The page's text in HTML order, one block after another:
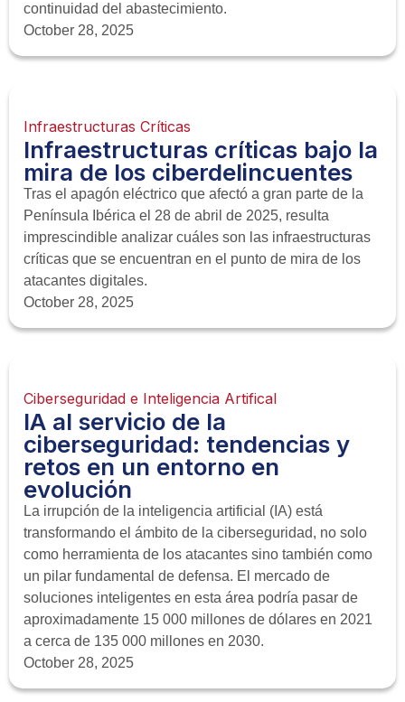
continuidad del abastecimiento.
October 28, 2025
Infraestructuras Críticas
Infraestructuras críticas bajo la
mira de los ciberdelincuentes
Tras el apagón eléctrico que afectó a gran parte de la
Península Ibérica el 28 de abril de 2025, resulta
imprescindible analizar cuáles son las infraestructuras
críticas que se encuentran en el punto de mira de los
atacantes digitales.
October 28, 2025
Ciberseguridad e Inteligencia Artifical
IA al servicio de la
ciberseguridad: tendencias y
retos en un entorno en
evolución
La irrupción de la inteligencia artificial (IA) está
transformando el ámbito de la ciberseguridad, no solo
como herramienta de los atacantes sino también como
un pilar fundamental de defensa. El mercado de
soluciones inteligentes en esta área podría pasar de
aproximadamente 15 000 millones de dólares en 2021
a cerca de 135 000 millones en 2030.
October 28, 2025